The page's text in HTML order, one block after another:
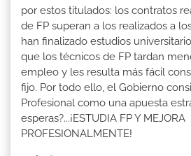
por estos titulados: los contratos
de FP superan a los realizados a
han finalizado estudios
que los técnicos de FP tardan
empleo y les resulta más fácil
fijo. Por todo ello, el Gobierno
Profesional como una apuesta
esperas?...¡ESTUDIA FP Y MEJORA
PROFESIONALMENTE!